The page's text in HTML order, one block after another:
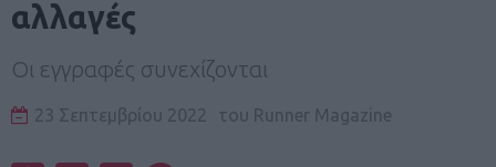
αλλαγές
Οι εγγραφές συνεχίζονται
23 Σεπτεμβρίου 2022 του Runner Magazine